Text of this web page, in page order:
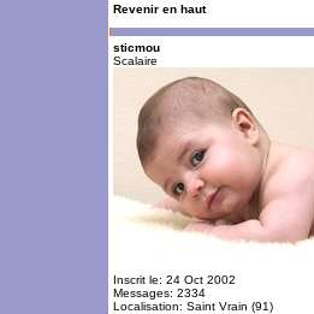
Revenir en haut
sticmou
Scalaire
Inscrit le: 24 Oct 2002
Messages: 2334
Localisation: Saint Vrain (91)